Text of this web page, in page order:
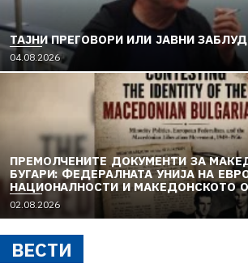
TAЈНИ ПРЕГОВОРИ ИЛИ ЈАВНИ
04.08.2026
ПРЕМОЛЧЕНИТЕ ДОКУМЕНТИ ЗА
БУГАРИ: ФЕДЕРАЛНАТА УНИЈА НА
НАЦИОНАЛНОСТИ И МАКЕДОНСКОТО
ДВИЖЕЊЕ (1949–1956) (1)
02.08.2026
ВЕСТИ